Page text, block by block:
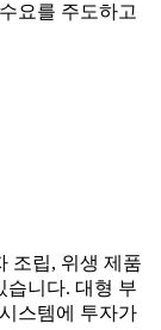
요를 주도하고
조립, 위생 제품
습니다. 대형 부
스템에 투자가